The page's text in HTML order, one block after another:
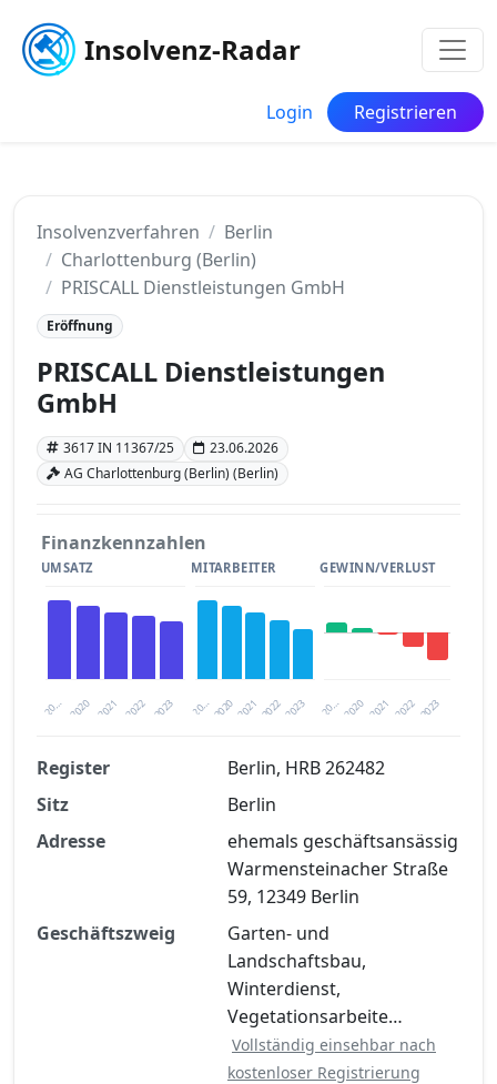
Insolvenz-Radar
Login Registrieren
Insolvenzverfahren
Berlin
Charlottenburg (Berlin)
PRISCALL Dienstleistungen GmbH
Eröffnung
PRISCALL Dienstleistungen
GmbH
3617 IN 11367/25
23.06.2026
AG Charlottenburg (Berlin) (Berlin)
Finanzkennzahlen
UMSATZ
20… 2021 2023
2020 2022
MITARBEITER
20… 2021 2023
2020 2022
GEWINN/VERLUST
20… 2021 2023
2020 2022
Finanzkennzahlen nach kostenloser
Registrierung verfügbar
Jetzt kostenlos registrieren
Register
Berlin, HRB 262482
Sitz
Berlin
Adresse
ehemals geschäftsansässig
Warmensteinacher Straße
59, 12349 Berlin
Geschäftszweig
Garten- und
Landschaftsbau,
Winterdienst,
Vegetationsarbeite…
Vollständig einsehbar nach
kostenloser Registrierung